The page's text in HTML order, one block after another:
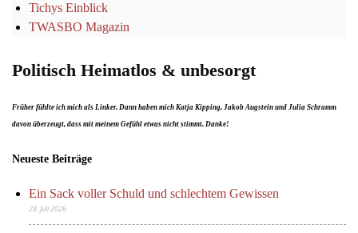
Tichys Einblick
TWASBO Magazin
Politisch Heimatlos & unbesorgt
Früher fühlte ich mich als Linker. Dann haben mich Katja Kipping, Jakob Augstein und Julia Schramm
davon überzeugt, dass mit meinem Gefühl etwas nicht stimmt. Danke!
Neueste Beiträge
Ein Sack voller Schuld und schlechtem Gewissen
28. Juli 2026